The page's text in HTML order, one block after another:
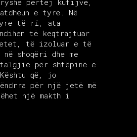
përtej kufijve,
e tyre. Në
të ri, ata
ndihen të keqtrajtuar
të izoluar e të
shoqëri dhe me
për shtëpinë e
që, jo
për një jetë më
një makth i